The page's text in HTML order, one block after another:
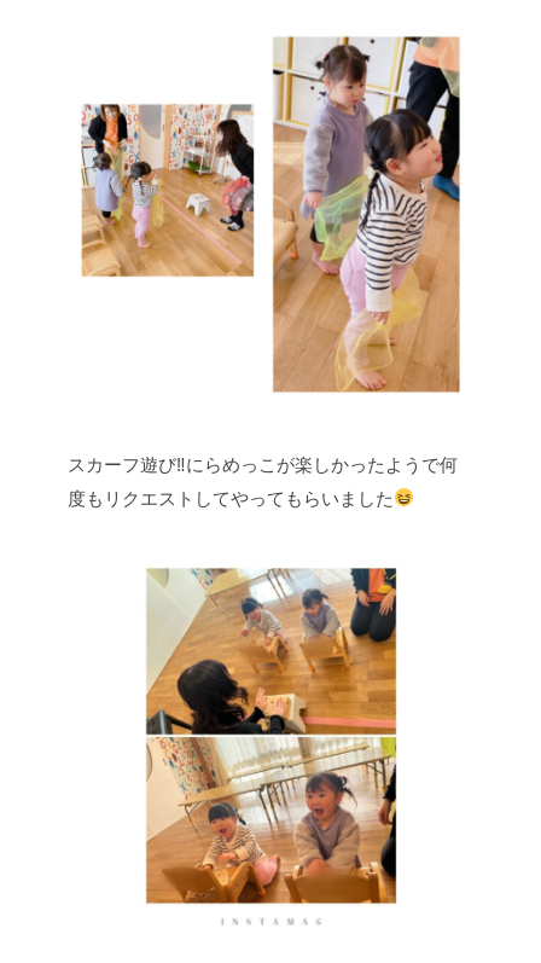
スカーフ遊び‼︎にらめっこが楽しかったようで何
度もリクエストしてやってもらいました